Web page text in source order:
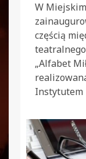
W
częścią
teatralnego
„Alfabet
Instytutem